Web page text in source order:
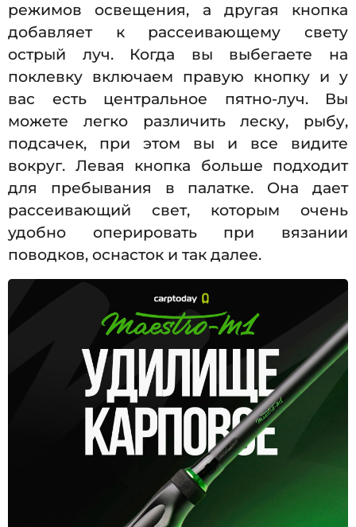
режимов освещения, а другая кнопка
добавляет к рассеивающему свету
острый луч. Когда вы выбегаете на
поклевку включаем правую кнопку и у
вас есть центральное пятно-луч. Вы
можете легко различить леску, рыбу,
подсачек, при этом вы и все видите
вокруг. Левая кнопка больше подходит
для пребывания в палатке. Она дает
рассеивающий свет, которым очень
удобно оперировать при вязании
поводков, оснасток и так далее.